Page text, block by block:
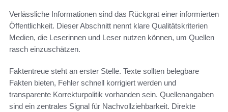
Verlässliche Informationen sind das Rückgrat einer informierten
Öffentlichkeit. Dieser Abschnitt nennt klare Qualitätskriterien
Medien, die Leserinnen und Leser nutzen können, um Quellen
rasch einzuschätzen.
Faktentreue steht an erster Stelle. Texte sollten belegbare
Fakten bieten, Fehler schnell korrigiert werden und
transparente Korrekturpolitik vorhanden sein. Quellenangaben
sind ein zentrales Signal für Nachvollziehbarkeit. Direkte